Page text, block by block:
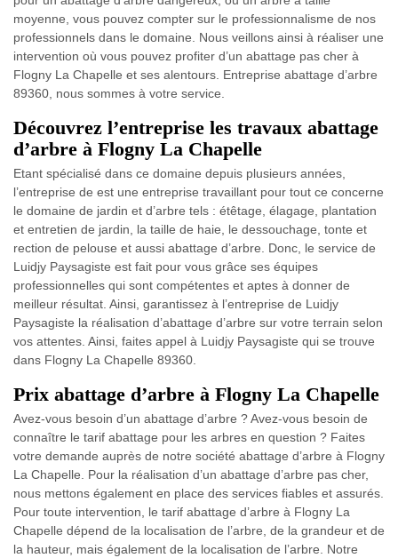
moyenne, vous pouvez compter sur le professionnalisme de nos
professionnels dans le domaine. Nous veillons ainsi à réaliser une
intervention où vous pouvez profiter d’un abattage pas cher à
Flogny La Chapelle et ses alentours. Entreprise abattage d’arbre
89360, nous sommes à votre service.
Découvrez l’entreprise les travaux abattage
d’arbre à Flogny La Chapelle
Etant spécialisé dans ce domaine depuis plusieurs années,
l’entreprise de est une entreprise travaillant pour tout ce concerne
le domaine de jardin et d’arbre tels : étêtage, élagage, plantation
et entretien de jardin, la taille de haie, le dessouchage, tonte et
rection de pelouse et aussi abattage d’arbre. Donc, le service de
Luidjy Paysagiste est fait pour vous grâce ses équipes
professionnelles qui sont compétentes et aptes à donner de
meilleur résultat. Ainsi, garantissez à l’entreprise de Luidjy
Paysagiste la réalisation d’abattage d’arbre sur votre terrain selon
vos attentes. Ainsi, faites appel à Luidjy Paysagiste qui se trouve
dans Flogny La Chapelle 89360.
Prix abattage d’arbre à Flogny La Chapelle
Avez-vous besoin d’un abattage d’arbre ? Avez-vous besoin de
connaître le tarif abattage pour les arbres en question ? Faites
votre demande auprès de notre société abattage d’arbre à Flogny
La Chapelle. Pour la réalisation d’un abattage d’arbre pas cher,
nous mettons également en place des services fiables et assurés.
Pour toute intervention, le tarif abattage d’arbre à Flogny La
Chapelle dépend de la localisation de l’arbre, de la grandeur et de
la hauteur, mais également de la localisation de l’arbre. Notre